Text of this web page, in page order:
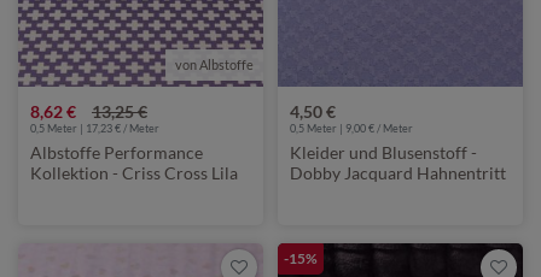
von Albstoffe
8,62 € 13,25 €
0,5 Meter | 17,23 € / Meter
Albstoffe Performance
Kollektion - Criss Cross Lila
4,50 €
0,5 Meter | 9,00 € / Meter
Kleider und Blusenstoff -
Dobby Jacquard Hahnentritt
-15%